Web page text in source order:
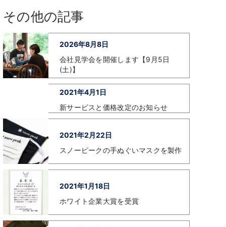
その他の記事
2026年8月8日
会社見学会を開催します【9月5日
(土)】
2021年4月1日
新サービスと価格改定のお知らせ
2021年2月22日
スノーピークの手ぬぐいマスクを製作
2021年1月18日
ホワイト企業大賞を受賞